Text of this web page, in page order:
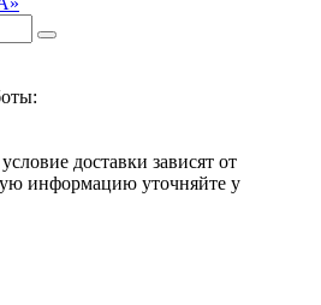
доставки зависят от
информацию уточняйте у